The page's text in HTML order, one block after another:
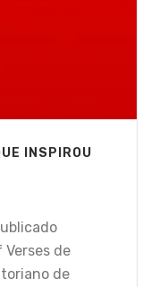
INSPIROU
de
de